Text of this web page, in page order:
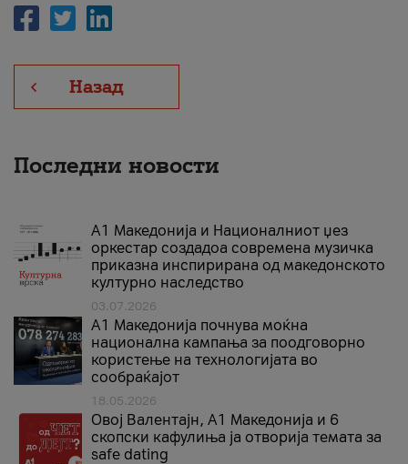
Назад
Последни новости
А1 Македонија и Националниот џез
оркестар создадоа современа музичка
приказна инспирирана од македонското
културно наследство
03.07.2026
A1 Македонија почнува моќна
национална кампања за поодговорно
користење на технологијата во
сообраќајот
18.05.2026
Овој Валентајн, A1 Македонија и 6
скопски кафулиња ја отворија темата за
safe dating